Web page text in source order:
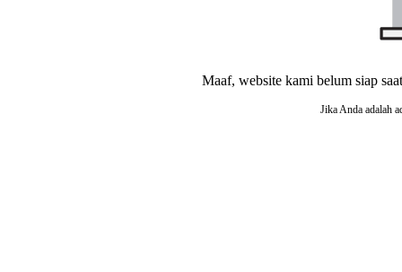
Maaf, website kami belum siap
Jika Anda adalah